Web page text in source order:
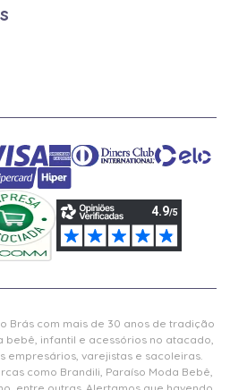
Brás com mais de 30 anos de tradição
infantil e acessórios no atacado,
empresários, varejistas e sacoleiras.
como Brandili, Paraíso Moda Bebê,